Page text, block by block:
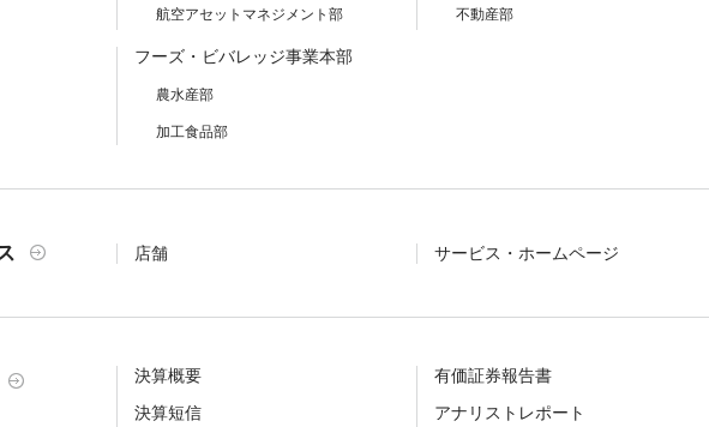
航空アセットマネジメント部
不動産部
フーズ・ビバレッジ事業本部
農水産部
加工食品部
店舗 サービス・ホームページ
決算概要
決算短信
有価証券報告書
アナリストレポート